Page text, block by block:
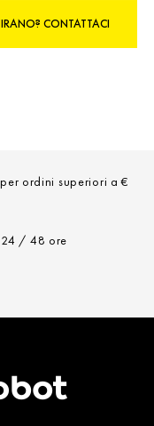
CONTATTACI
ordini superiori a €
24 / 48 ore